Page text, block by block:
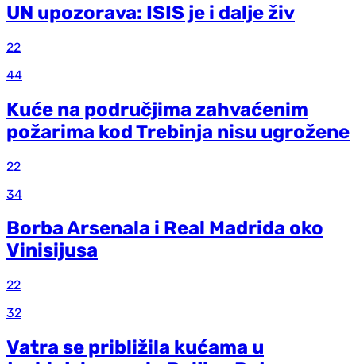
UN upozorava: ISIS je i dalje živ
22
44
Kuće na područjima zahvaćenim
požarima kod Trebinja nisu ugrožene
22
34
Borba Arsenala i Real Madrida oko
Vinisijusa
22
32
Vatra se približila kućama u